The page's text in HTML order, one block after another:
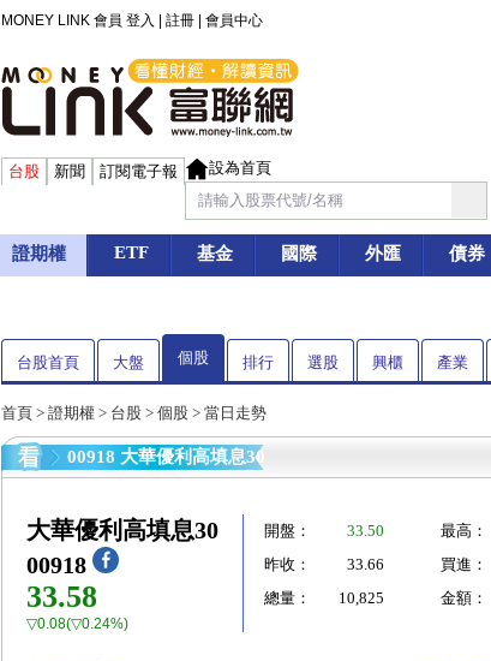
MONEY LINK 會員 登入 註冊 會員中心
台股 新聞 訂閱電子報 設為首頁
證期權 ETF 基金 國際 外匯 債券
台股首頁 大盤 個股 排行 選股 興櫃 產業
首頁 > 證期權 > 台股 > 個股 > 當日走勢
00918 大華優利高填息30
大華優利高填息30
00918
33.58
▽0.08(▽0.24%)
開盤： 33.50 最高：
昨收：
33.66 買進：
總量：
10,825 金額：